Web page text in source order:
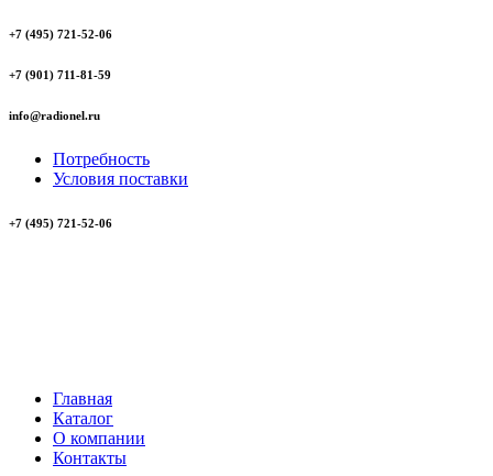
+7 (495) 721-52-06
+7 (901) 711-81-59
info@radionel.ru
Потребность
Условия поставки
+7 (495) 721-52-06
Главная
Каталог
О компании
Контакты